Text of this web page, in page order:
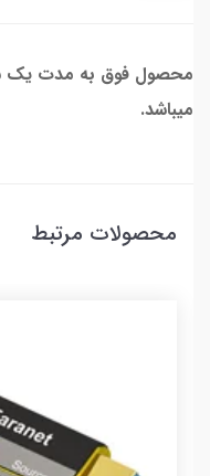
محصول فوق به مدت یک
میباشد.
محصولات مرتبط